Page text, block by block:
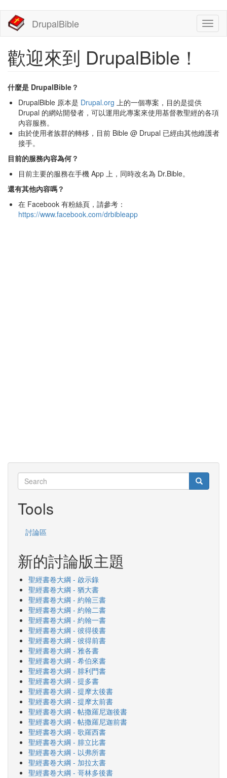
主
DrupalBible
歡迎來到 DrupalBible！
什麼是 DrupalBible？
DrupalBible 原本是 Drupal.org 上的一個專案，目的是提供
Drupal 的網站開發者，可以運用此專案來使用基督教聖經的各項
內容服務。
由於使用者族群的轉移，目前 Bible @ Drupal 已經由其他維護者
接手。
目前的服務內容為何？
目前主要的服務在手機 App 上，同時改名為 Dr.Bible。
還有其他內容嗎？
在 Facebook 有粉絲頁，請參考：
https://www.facebook.com/drbibleapp
Search
Search Search
Tools
討論區
新的討論版主題
聖經書卷大綱 - 啟示錄
聖經書卷大綱 - 猶大書
聖經書卷大綱 - 約翰三書
聖經書卷大綱 - 約翰二書
聖經書卷大綱 - 約翰一書
聖經書卷大綱 - 彼得後書
聖經書卷大綱 - 彼得前書
聖經書卷大綱 - 雅各書
聖經書卷大綱 - 希伯來書
聖經書卷大綱 - 腓利門書
聖經書卷大綱 - 提多書
聖經書卷大綱 - 提摩太後書
聖經書卷大綱 - 提摩太前書
聖經書卷大綱 - 帖撒羅尼迦後書
聖經書卷大綱 - 帖撒羅尼迦前書
聖經書卷大綱 - 歌羅西書
聖經書卷大綱 - 腓立比書
聖經書卷大綱 - 以弗所書
聖經書卷大綱 - 加拉太書
聖經書卷大綱 - 哥林多後書